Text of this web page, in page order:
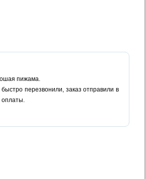
пижама.
перезвонили, заказ отправили в